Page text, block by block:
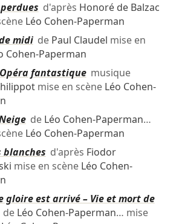
d'après Honoré de Balzac
Léo Cohen-Paperman
midide Paul Claudel mise en
Cohen-Paperman
fantastiquemusique
mise en scène Léo Cohen-
de Léo Cohen-Paperman…
Léo Cohen-Paperman
blanches d'après Fiodor
mise en scène Léo Cohen-
gloire est arrivé – Vie et mort de
de Léo Cohen-Paperman… mise